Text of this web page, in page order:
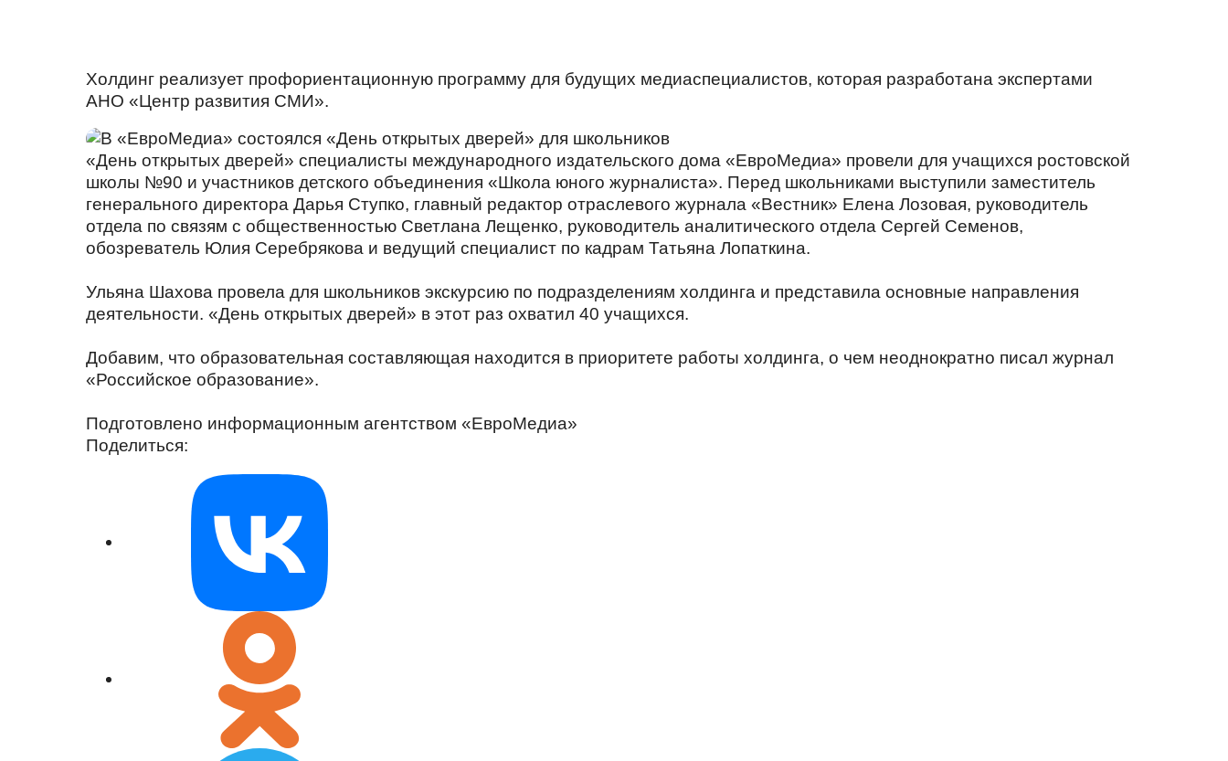
Холдинг реализует профориентационную программу для будущих медиаспециалистов, которая разработана экспертами
АНО «Центр развития СМИ».
«День открытых дверей» специалисты международного издательского дома «ЕвроМедиа» провели для учащихся ростовской
школы №90 и участников детского объединения «Школа юного журналиста». Перед школьниками выступили заместитель
генерального директора Дарья Ступко, главный редактор отраслевого журнала «Вестник» Елена Лозовая, руководитель
отдела по связям с общественностью Светлана Лещенко, руководитель аналитического отдела Сергей Семенов,
обозреватель Юлия Серебрякова и ведущий специалист по кадрам Татьяна Лопаткина.
Ульяна Шахова провела для школьников экскурсию по подразделениям холдинга и представила основные направления
деятельности. «День открытых дверей» в этот раз охватил 40 учащихся.
Добавим, что образовательная составляющая находится в приоритете работы холдинга, о чем неоднократно писал журнал
«Российское образование».
Подготовлено информационным агентством «ЕвроМедиа»
Поделиться: